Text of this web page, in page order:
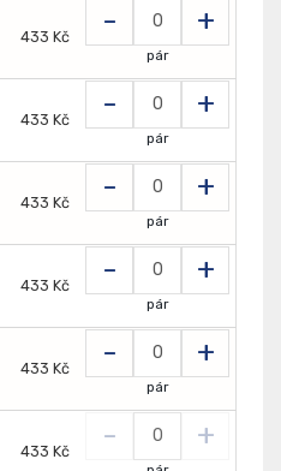
433 Kč - +
pár
433 Kč - +
pár
433 Kč - +
pár
433 Kč - +
pár
433 Kč - +
pár
433 Kč - +